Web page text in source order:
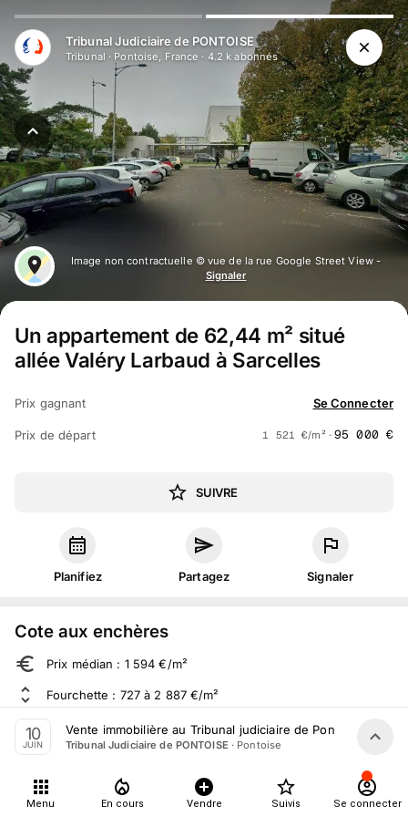
Tribunal Judiciaire de PONTOISE
Tribunal · Pontoise, France · 4.2 k abonnés
Image non contractuelle © vue de la rue Google Street View -
Signaler
Un appartement de 62,44 m² situé
allée Valéry Larbaud à Sarcelles
Prix gagnant Se Connecter
Prix de départ 1 521 €/m² ·95 000 €
SUIVRE
Planifiez Partagez Signaler
Cote aux enchères
Prix médian : 1 594 €/m²
Fourchette : 727 à 2 887 €/m²
Sur 692 ventes aux enchères dans le département
À propos
10
JUIN
Vente immobilière au Tribunal judiciaire de Pontoise le 10
Tribunal Judiciaire de PONTOISE · Pontoise
Menu En cours Vendre Suivis Se connecter